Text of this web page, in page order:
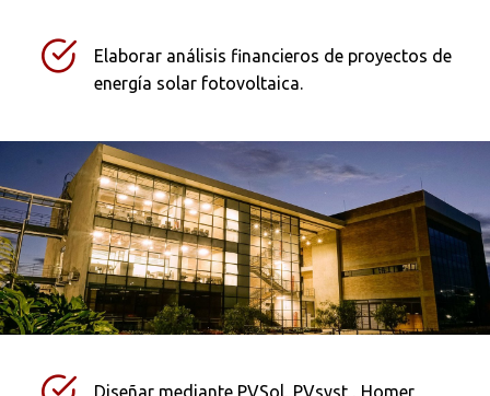
Elaborar análisis financieros de proyectos de
energía solar fotovoltaica.
Diseñar mediante PVSol, PVsyst , Homer